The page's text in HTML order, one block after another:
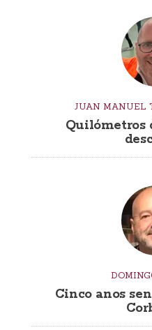
JUAN MANUEL
Quilómetros
Cinco anos